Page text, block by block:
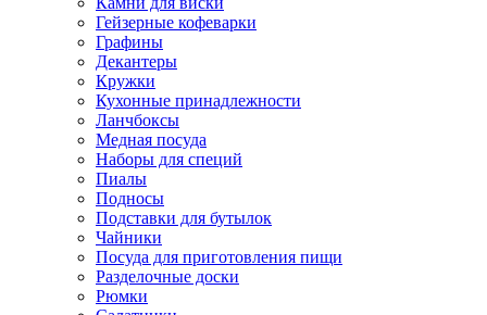
Гейзерные кофеварки
Графины
Декантеры
Кружки
Кухонные принадлежности
Ланчбоксы
Медная посуда
Наборы для специй
Пиалы
Подносы
Подставки для бутылок
Чайники
Посуда для приготовления пищи
Разделочные доски
Рюмки